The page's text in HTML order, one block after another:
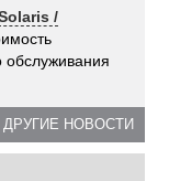
/
обслуживания
ДРУГИЕ НОВОСТИ